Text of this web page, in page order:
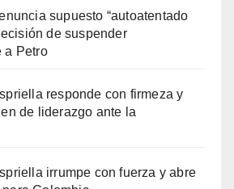
supuesto “autoatentado
de suspender
a Petro
responde con firmeza y
de liderazgo ante la
irrumpe con fuerza y abre